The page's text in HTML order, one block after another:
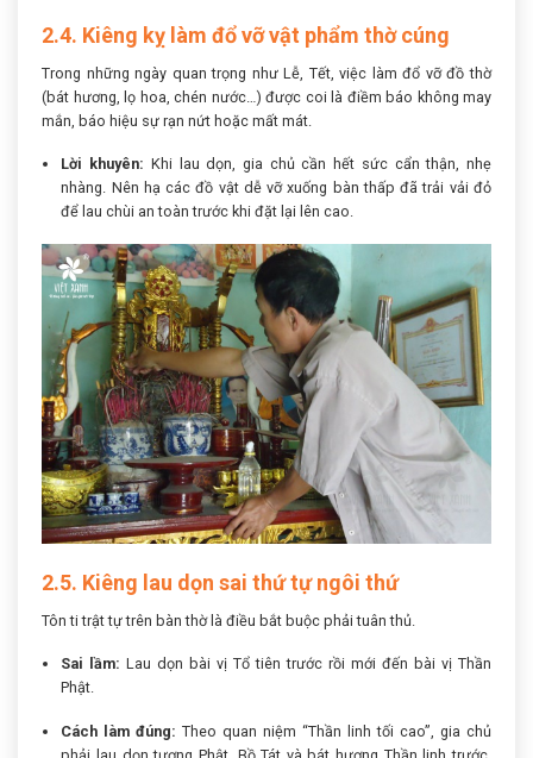
2.4. Kiêng kỵ làm đổ vỡ vật phẩm thờ cúng
Trong những ngày quan trọng như Lễ, Tết, việc làm đổ vỡ đồ thờ
(bát hương, lọ hoa, chén nước…) được coi là điềm báo không may
mắn, báo hiệu sự rạn nứt hoặc mất mát.
Lời khuyên: Khi lau dọn, gia chủ cần hết sức cẩn thận, nhẹ
nhàng. Nên hạ các đồ vật dễ vỡ xuống bàn thấp đã trải vải đỏ
để lau chùi an toàn trước khi đặt lại lên cao.
2.5. Kiêng lau dọn sai thứ tự ngôi thứ
Tôn ti trật tự trên bàn thờ là điều bắt buộc phải tuân thủ.
Sai lầm: Lau dọn bài vị Tổ tiên trước rồi mới đến bài vị Thần
Phật.
Cách làm đúng: Theo quan niệm “Thần linh tối cao”, gia chủ